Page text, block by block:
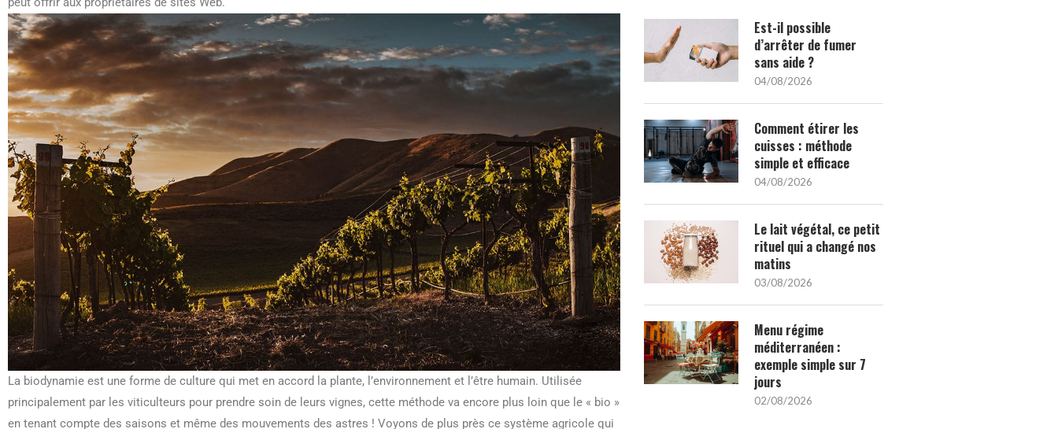
La biodynamie est une forme de culture qui met en accord la plante, l’environnement et l’être humain. Utilisée
principalement par les viticulteurs pour prendre soin de leurs vignes, cette méthode va encore plus loin que le « bio »
en tenant compte des saisons et même des mouvements des astres ! Voyons de plus près ce système agricole qui
Est-il possible
d’arrêter de fumer
sans aide ?
04/08/2026
Comment étirer les
cuisses : méthode
simple et efficace
04/08/2026
Le lait végétal, ce petit
rituel qui a changé nos
matins
03/08/2026
Menu régime
méditerranéen :
exemple simple sur 7
jours
02/08/2026